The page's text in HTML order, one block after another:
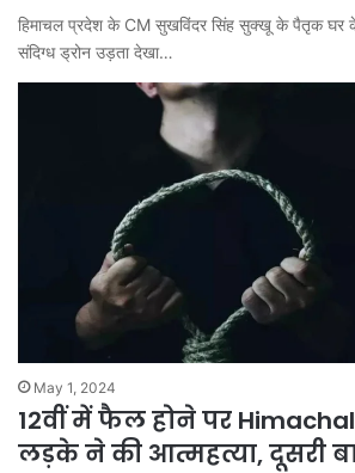
हिमाचल प्रदेश के CM सुखविंदर सिंह सुक्खू के पैतृक
संदिग्ध ड्रोन उड़ता देखा…
May 1, 2024
12वीं में फैल होने पर
लड़के ने की आत्महत्या, दूसरी